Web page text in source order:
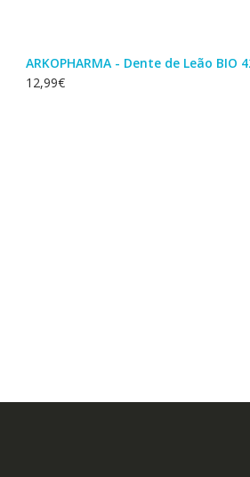
ARKOPHARMA - Dente de Leão BIO
12,99€